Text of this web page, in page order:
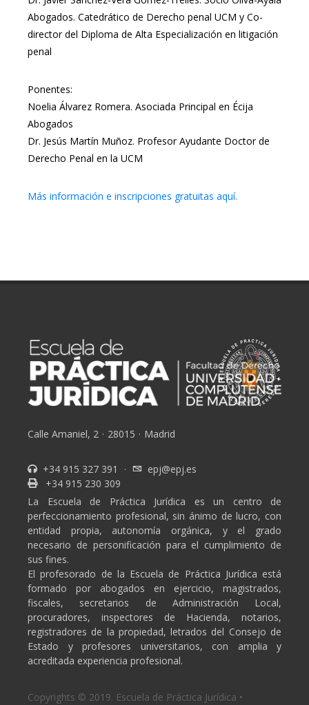
Abogados. Catedrático de Derecho penal UCM y Co-
director del Diploma de Alta Especialización en litigación
penal
Ponentes:
Noelia Álvarez Romera. Asociada Principal en Écija
Abogados
Dr. Jesús Martín Muñoz. Profesor Ayudante Doctor de
Derecho Penal en la UCM
Más información e inscripciones gratuitas aquí.
Calle Amaniel, 2 · 28015 · Madrid
+34 915 327 391 ·
epj@epj.es
+34 915 230 309
La Escuela de Práctica Jurídica es un centro de
perfeccionamiento profesional, sin ánimo de lucro, con
entidad propia, autonomía orgánica, y el grado
necesario de personificación para el cumplimiento de
sus fines.
El profesorado de la Escuela de Práctica Jurídica está
formado por abogados en ejercicio, magistrados,
fiscales, secretarios de Administración Local,
procuradores, inspectores de Hacienda, notarios,
registradores de la propiedad, letrados del Consejo de
Estado y profesores universitarios, con amplia y
acreditada experiencia profesional.
Copyrights © 2019. Escuela de Práctica Jurídica •